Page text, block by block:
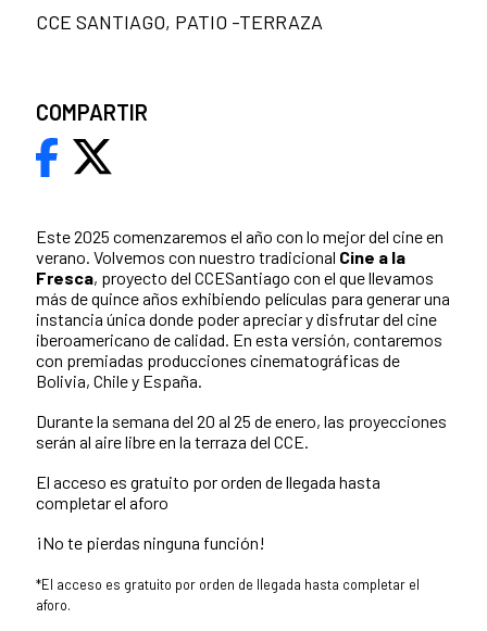
Este 2025 comenzaremos el año con lo mejor del cine en
verano. Volvemos con nuestro tradicional Cine a la
Fresca, proyecto del CCESantiago con el que llevamos
más de quince años exhibiendo películas para generar una
instancia única donde poder apreciar y disfrutar del cine
iberoamericano de calidad. En esta versión, contaremos
con premiadas producciones cinematográficas de
Bolivia, Chile y España.
Durante la semana del 20 al 25 de enero, las proyecciones
serán al aire libre en la terraza del CCE.
El acceso es gratuito por orden de llegada hasta
completar el aforo
¡No te pierdas ninguna función!
*El acceso es gratuito por orden de llegada hasta completar el
aforo.
CCE SANTIAGO, PATIO -TERRAZA
COMPARTIR